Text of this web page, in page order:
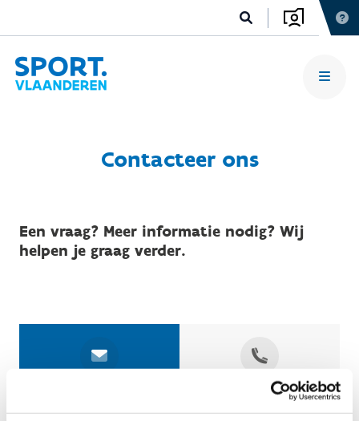
Contacteer ons
Een vraag? Meer informatie nodig? Wij
helpen je graag verder.